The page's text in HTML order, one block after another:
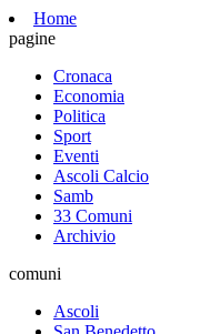
Home
pagine
Cronaca
Economia
Politica
Sport
Eventi
Ascoli Calcio
Samb
33 Comuni
Archivio
comuni
Ascoli